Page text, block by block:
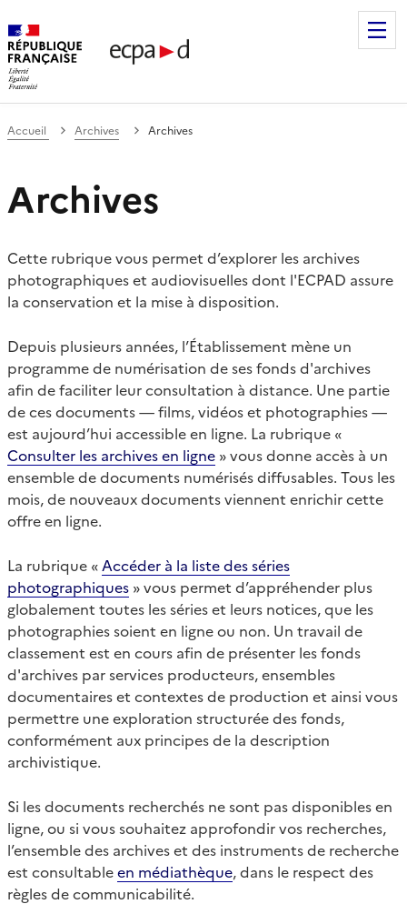
de communication et de production
Accueil Archives Archives
Archives
Cette rubrique vous permet d’explorer les archives
photographiques et audiovisuelles dont l'ECPAD assure
la conservation et la mise à disposition.
Depuis plusieurs années, l’Établissement mène un
programme de numérisation de ses fonds d'archives
afin de faciliter leur consultation à distance. Une partie
de ces documents — films, vidéos et photographies —
est aujourd’hui accessible en ligne. La rubrique «
Consulter les archives en ligne » vous donne accès à un
ensemble de documents numérisés diffusables. Tous les
mois, de nouveaux documents viennent enrichir cette
offre en ligne.
La rubrique « Accéder à la liste des séries
photographiques » vous permet d’appréhender plus
globalement toutes les séries et leurs notices, que les
photographies soient en ligne ou non. Un travail de
classement est en cours afin de présenter les fonds
d'archives par services producteurs, ensembles
documentaires et contextes de production et ainsi vous
permettre une exploration structurée des fonds,
conformément aux principes de la description
archivistique.
Si les documents recherchés ne sont pas disponibles en
ligne, ou si vous souhaitez approfondir vos recherches,
l’ensemble des archives et des instruments de recherche
est consultableen médiathèque, dans le respect des
règles de communicabilité.